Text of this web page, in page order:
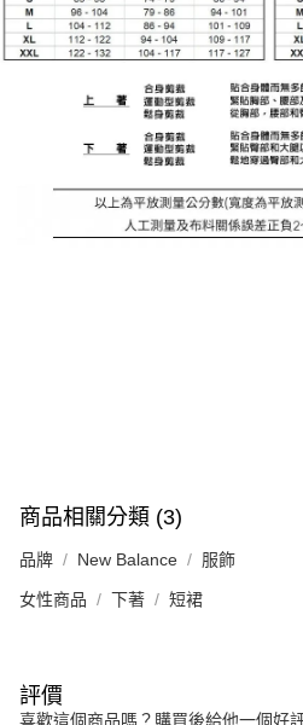
商品相關分類 (3)
品牌 New Balance 服飾
女性商品 下著 短裙
評價
喜歡這個商品嗎？購買後給他一個好